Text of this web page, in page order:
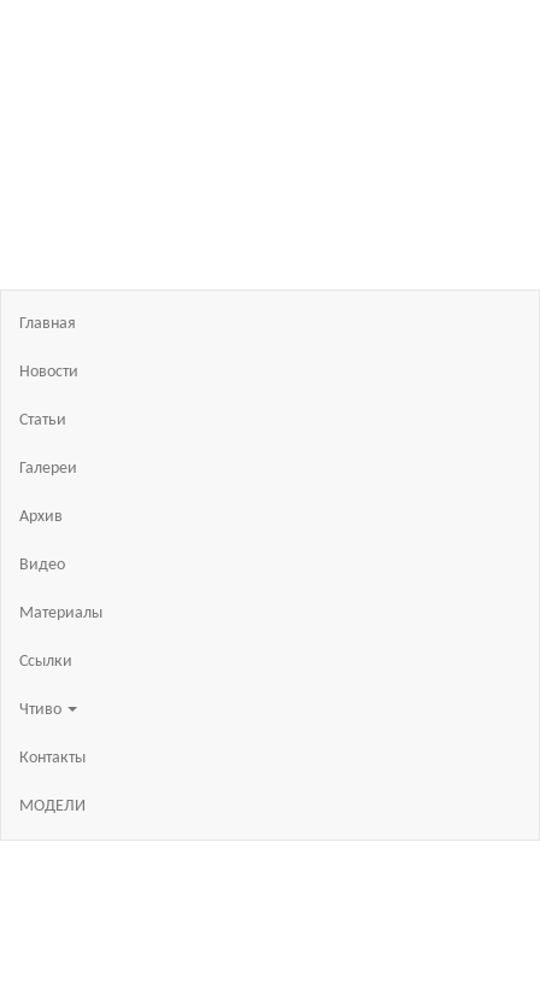
Главная
Новости
Статьи
Галереи
Архив
Видео
Материалы
Ссылки
Чтиво
Контакты
МОДЕЛИ